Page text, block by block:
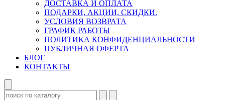
ДОСТАВКА И ОПЛАТА
ПОДАРКИ, АКЦИИ, СКИДКИ.
УСЛОВИЯ ВОЗВРАТА
ГРАФИК РАБОТЫ
ПОЛИТИКА КОНФИДЕНЦИАЛЬНОСТИ
ПУБЛИЧНАЯ ОФЕРТА
БЛОГ
КОНТАКТЫ